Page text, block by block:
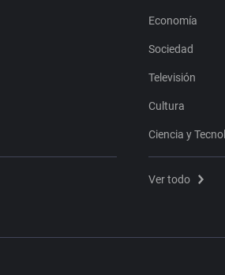
Economía
Sociedad
Televisión
Cultura
Ciencia y
Ver todo